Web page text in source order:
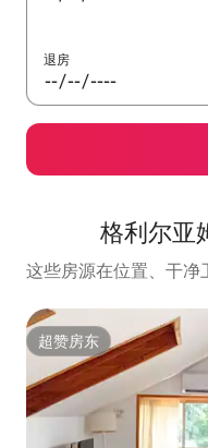
退房
格利尔亚
这些房源在位置、干净
超赞房东
超赞房东